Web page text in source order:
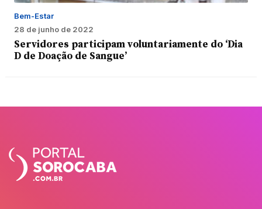
Bem-Estar
28 de junho de 2022
Servidores participam voluntariamente do ‘Dia
D de Doação de Sangue’